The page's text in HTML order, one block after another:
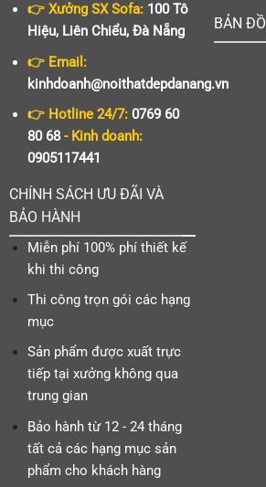
👉 Xưởng SX Sofa:100 Tô
Hiệu, Liên Chiểu, Đà Nẵng
👉 Email:
kinhdoanh@noithatdepdanang.vn
👉 Hotline 24/7:0769 60
80 68- Kinh doanh:
0905117441
CHÍNH SÁCH ƯU ĐÃI VÀ
BẢO HÀNH
Miễn phí 100% phí thiết kế
khi thi công
Thi công trọn gói các hạng
mục
Sản phẩm được xuất trực
tiếp tại xưởng không qua
trung gian
Bảo hành từ 12 - 24 tháng
tất cả các hạng mục sản
phẩm cho khách hàng
BẢN ĐỒ